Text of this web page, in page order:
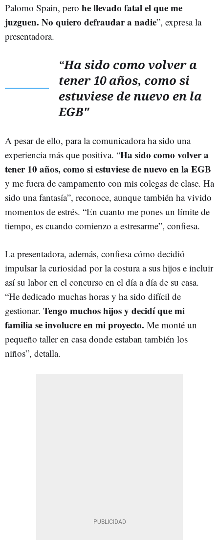
Palomo Spain, pero he llevado fatal el que me
juzguen. No quiero defraudar a nadie”, expresa la
presentadora.
“Ha sido como volver a
tener 10 años, como si
estuviese de nuevo en la
EGB"
A pesar de ello, para la comunicadora ha sido una
experiencia más que positiva. “Ha sido como volver a
tener 10 años, como si estuviese de nuevo en la EGB
y me fuera de campamento con mis colegas de clase. Ha
sido una fantasía”, reconoce, aunque también ha vivido
momentos de estrés. “En cuanto me pones un límite de
tiempo, es cuando comienzo a estresarme”, confiesa.
La presentadora, además, confiesa cómo decidió
impulsar la curiosidad por la costura a sus hijos e incluir
así su labor en el concurso en el día a día de su casa.
“He dedicado muchas horas y ha sido difícil de
gestionar. Tengo muchos hijos y decidí que mi
familia se involucre en mi proyecto. Me monté un
pequeño taller en casa donde estaban también los
niños”, detalla.